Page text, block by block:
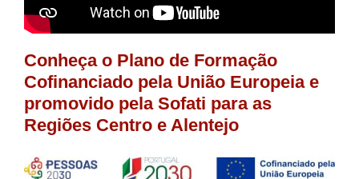
Conheça o Plano de Formação
Cofinanciado pela União Europeia e
promovido pela Sofati para as
Regiões Centro e Alentejo